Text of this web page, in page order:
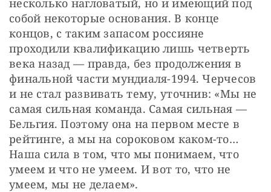
собой некоторые основания. В конце
концов, с таким запасом россияне
проходили квалификацию лишь четверть
века назад — правда, без продолжения в
финальной части мундиаля-1994. Черчесов
и не стал развивать тему, уточнив: «Мы не
самая сильная команда. Самая сильная —
Бельгия. Поэтому она на первом месте в
рейтинге, а мы на сороковом каком-то…
Наша сила в том, что мы понимаем, что
умеем и что не умеем. И вот то, что не
умеем, мы не делаем».